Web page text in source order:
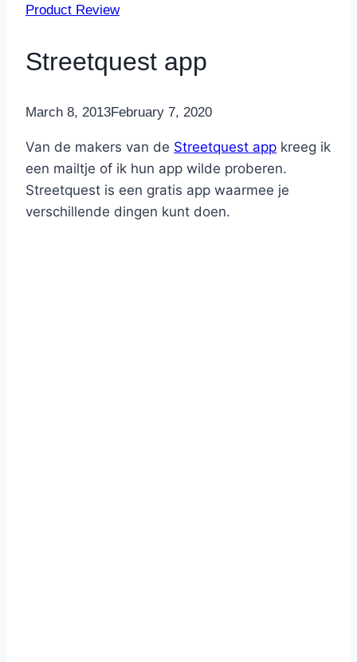
Product Review
Streetquest app
ByNicole
March 8, 2013February 7, 2020
Van de makers van de Streetquest app kreeg ik
een mailtje of ik hun app wilde proberen.
Streetquest is een gratis app waarmee je
verschillende dingen kunt doen.